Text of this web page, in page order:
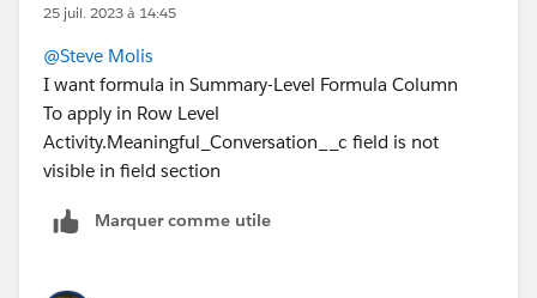
25 juil. 2023 à 14:45
@Steve Molis
I want formula in Summary-Level Formula Column
To apply in Row Level
Activity.Meaningful_Conversation__c field is not
visible in field section
Marquer comme utile